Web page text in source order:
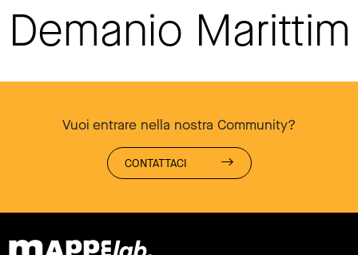
Demanio
Vuoi entrare nella nostra Community?
CONTATTACI